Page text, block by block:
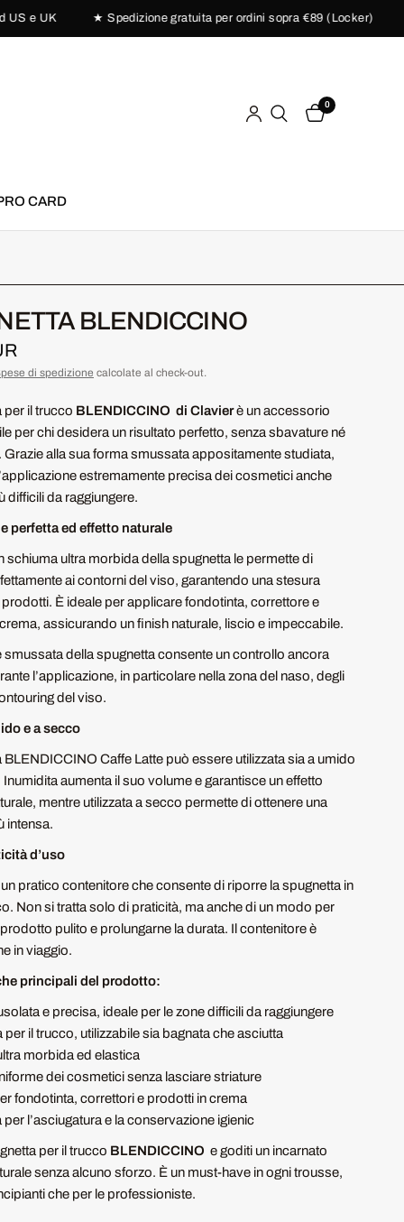
UK ★ Spedizione gratuita per ordini sopra €89 (Locker)
0
CARD
BLENDICCINO
di spedizione calcolate al check-out.
per il trucco BLENDICCINO di Clavierè un accessorio
per chi desidera un risultato perfetto, senza sbavature né
Grazie alla sua forma smussata appositamente studiata,
estremamente precisa dei cosmetici anche
difficili da raggiungere.
perfetta ed effetto naturale
schiuma ultra morbida della spugnetta le permette di
ai contorni del viso, garantendo una stesura
È ideale per applicare fondotinta, correttore e
assicurando un finish naturale, liscio e impeccabile.
smussata della spugnetta consente un controllo ancora
l’applicazione, in particolare nella zona del naso, degli
del viso.
e a secco
BLENDICCINO Caffe Latte può essere utilizzata sia a umido
aumenta il suo volume e garantisce un effetto
mentre utilizzata a secco permette di ottenere una
intensa.
d’uso
pratico contenitore che consente di riporre la spugnetta in
Non si tratta solo di praticità, ma anche di un modo per
pulito e prolungarne la durata. Il contenitore è
in viaggio.
principali del prodotto:
e precisa, ideale per le zone difficili da raggiungere
per il trucco, utilizzabile sia bagnata che asciutta
morbida ed elastica
dei cosmetici senza lasciare striature
fondotinta, correttori e prodotti in crema
l’asciugatura e la conservazione igienic
per il trucco BLENDICCINO e goditi un incarnato
senza alcuno sforzo. È un must-have in ogni trousse,
che per le professioniste.